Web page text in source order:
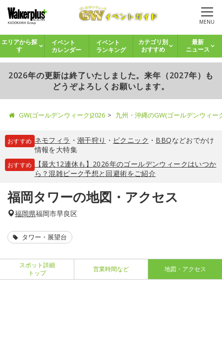
MENU
エリアから探
す
イベント
カレンダー
イベント
ランキング
カテゴリ別
おすすめ
最新
ニュース
2026年の更新は終了いたしました。来年（2027年）も
どうぞよろしくお願いします。
GW(ゴールデンウィーク)2026 九州・沖縄のGW(ゴールデンウィ
おすすめ ネモフィラ ・ 潮干狩り ・ ピクニック ・ BBQなどおでかけ
情報を大特集
おすすめ
【最大12連休も】2026年のゴールデンウィークはいつか
ら？混雑ピーク予想と回避術をご紹介
福岡タワーの地図・アクセス
福岡県福岡市早良区
タワー・展望台
スポット詳細
トップ
営業時間など 地図・アクセス